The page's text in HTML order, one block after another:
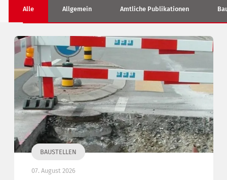
Alle Allgemein Amtliche Publikationen
BAUSTELLEN
07. August 2026